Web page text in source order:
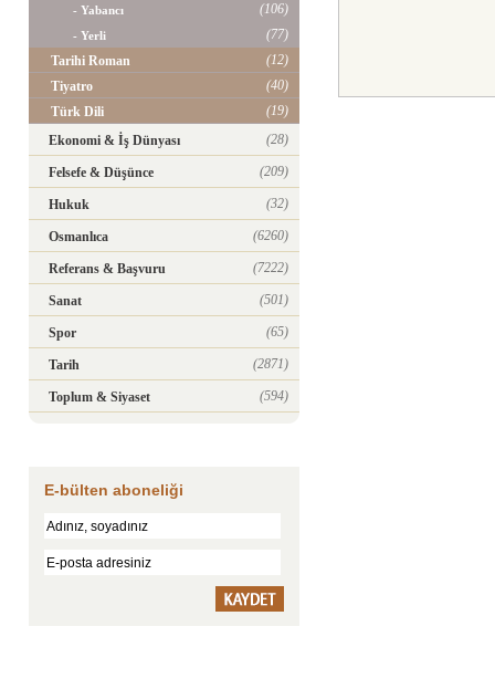
- Yabancı (106)
- Yerli
(77)
Tarihi Roman
(12)
Tiyatro
(40)
Türk Dili
(19)
Ekonomi & İş Dünyası
(28)
Felsefe & Düşünce (209)
Hukuk (32)
Osmanlıca (6260)
Referans & Başvuru (7222)
Sanat (501)
Spor (65)
Tarih (2871)
Toplum & Siyaset (594)
E-bülten aboneliği